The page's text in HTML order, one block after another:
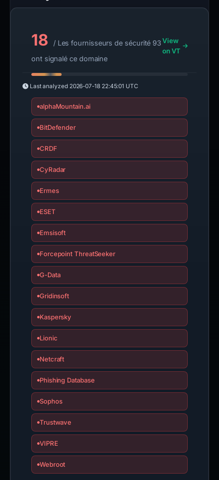
18
/ Les fournisseurs de sécurité 93
ont signalé ce domaine
View
on VT
Last analyzed 2026-07-18 22:45:01 UTC
alphaMountain.ai
BitDefender
CRDF
CyRadar
Ermes
ESET
Emsisoft
Forcepoint ThreatSeeker
G-Data
Gridinsoft
Kaspersky
Lionic
Netcraft
Phishing Database
Sophos
Trustwave
VIPRE
Webroot